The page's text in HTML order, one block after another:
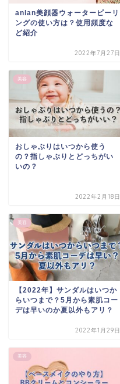
anlan美顔器ウォーターピーリ
ングの使い方は？使用頻度な
ど紹介
2022年7月27日
美容
おしゃぶりはいつから使う
の？指しゃぶりとどっちがい
いの？
2022年2月18日
美容
【2022年】サンダルはいつか
らいつまで？5月から素肌コー
デは早いのか夏以外もアリ？
2022年1月29日
美容